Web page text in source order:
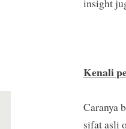
insight
Kenali
Caranya
sifat asli